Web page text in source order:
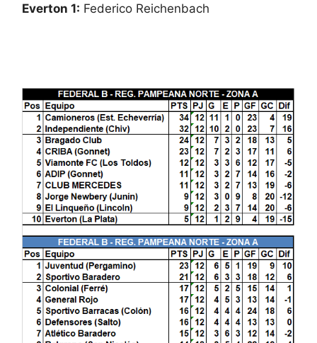
Everton 1: Federico Reichenbach